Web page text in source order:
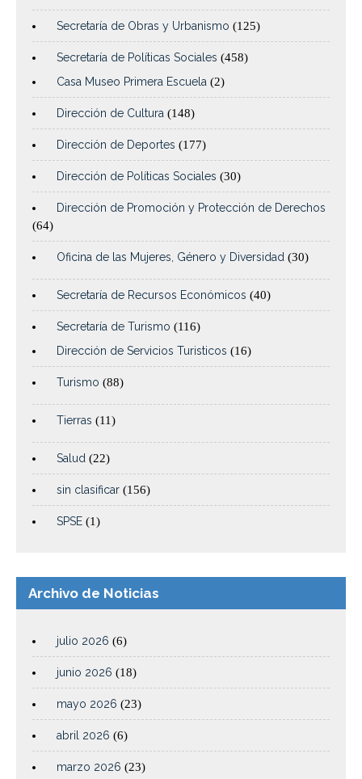
Secretaría de Obras y Urbanismo (125)
Secretaría de Políticas Sociales (458)
Casa Museo Primera Escuela (2)
Dirección de Cultura (148)
Dirección de Deportes (177)
Dirección de Políticas Sociales (30)
Dirección de Promoción y Protección de Derechos
(64)
Oficina de las Mujeres, Género y Diversidad (30)
Secretaría de Recursos Económicos (40)
Secretaría de Turismo (116)
Dirección de Servicios Turisticos (16)
Turismo (88)
Tierras (11)
Salud (22)
sin clasificar (156)
SPSE (1)
Archivo de Noticias
julio 2026 (6)
junio 2026 (18)
mayo 2026 (23)
abril 2026 (6)
marzo 2026 (23)